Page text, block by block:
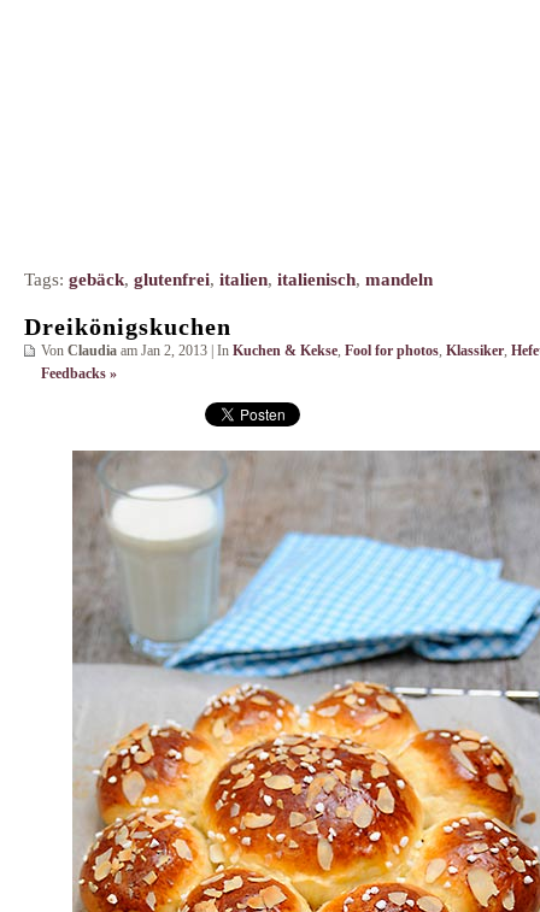
Tags: gebäck, glutenfrei, italien, italienisch, mandeln
Dreikönigskuchen
Von Claudia am Jan 2, 2013 | In Kuchen & Kekse, Fool for photos, Klassiker,
Feedbacks »